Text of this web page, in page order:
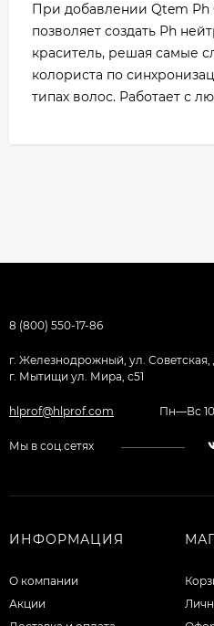
При добавлении Qtem Рh
позволяет создать Рh
краситель, решая самые
колориста по
типах волос. Работает с
8 (800) 550-17-86
г. Железнодрожный, ул. Советская,
г. Мытищи ул. Мира, с51
hlprof@hlprof.com Пн—Вс
Мы в соц.сетях
ИНФОРМАЦИЯ
О компании
Акции